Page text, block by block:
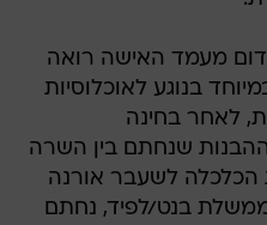
מעמד האישה רואה
בנוגע לאוכלוסיות
לאחר בחינה
שנחתם בין השרה
הכלכלה לשעבר אורנה
בנט/לפיד, נחתם